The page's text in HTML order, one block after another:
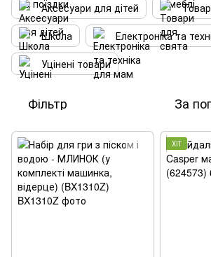
Аксесуари для дітей
Школа
Електроніка та
Уцінені товари
Фільтр За
ХІТ